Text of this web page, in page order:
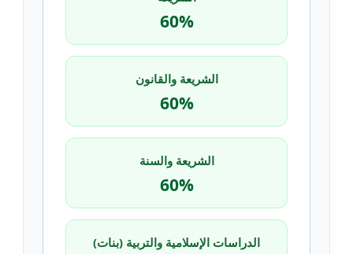
60%
الشريعة والقانون
60%
الشريعة والسنة
60%
الدراسات الإسلامية والتربية (بنات)